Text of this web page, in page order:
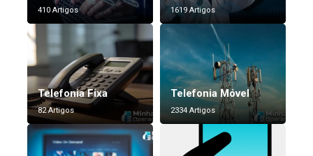
410 Artigos 1619 Artigos
Telefonia Fixa
82 Artigos
Telefonia Móvel
2334 Artigos